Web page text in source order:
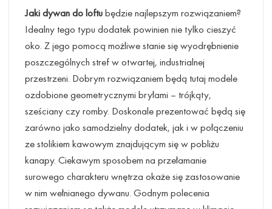
Jaki dywan do loftubędzie najlepszym rozwiązaniem?
Idealny tego typu dodatek powinien nie tylko cieszyć
oko. Z jego pomocą możliwe stanie się wyodrębnienie
poszczególnych stref w otwartej, industrialnej
przestrzeni. Dobrym rozwiązaniem będą tutaj modele
ozdobione geometrycznymi bryłami – trójkąty,
sześciany czy romby. Doskonale prezentować będą się
zarówno jako samodzielny dodatek, jak i w połączeniu
ze stolikiem kawowym znajdującym się w pobliżu
kanapy. Ciekawym sposobem na przełamanie
surowego charakteru wnętrza okaże się zastosowanie
w nim wełnianego dywanu. Godnym polecenia